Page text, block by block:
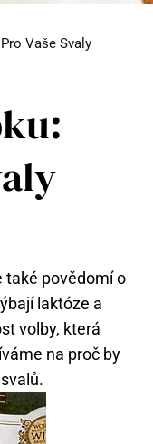
Vaše Svaly
také povědomí o
laktóze a
volby, která
na proč by